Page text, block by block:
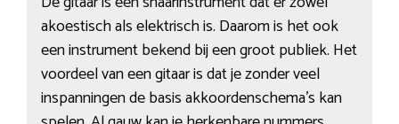
akoestisch als elektrisch is. Daarom is het ook
een instrument bekend bij een groot publiek. Het
voordeel van een gitaar is dat je zonder veel
inspanningen de basis akkoordenschema’s kan